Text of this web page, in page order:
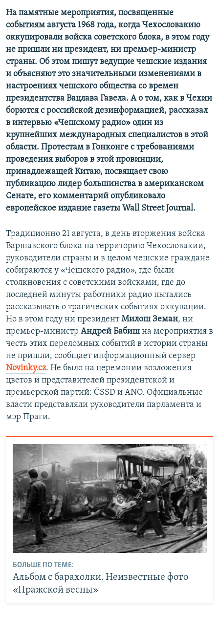
На памятные мероприятия, посвященные
событиям августа 1968 года, когда Чехословакию
оккупировали войска советского блока, в этом году
не пришли ни президент, ни премьер-министр
страны. Об этом пишут ведущие чешские издания
и объясняют это значительными изменениями в
настроениях чешского общества со времен
президентства Вацлава Гавела. А о том, как в Чехии
борются с российской дезинформацией, рассказал
в интервью «Чешскому радио» один из
крупнейших международных специалистов в этой
области. Протестам в Гонконге с требованиями
проведения выборов в этой провинции,
принадлежащей Китаю, посвящает свою
публикацию лидер большинства в американском
Сенате, его комментарий опубликовало
европейское издание газеты Wall Street Journal.
Традиционно 21 августа, в день вторжения войска
Варшавского блока на территорию Чехословакии,
руководители страны и в целом чешские граждане
собираются у «Чешского радио», где были
столкновения с советскими войсками, где до
последней минуты работники радио пытались
рассказывать о трагических событиях оккупации.
Но в этом году ни президентМилош Земан, ни
премьер-министр Андрей Бабиш на мероприятия в
честь этих переломных событий в истории страны
не пришли, сообщает информационный сервер
Novinky.cz. Не было на церемонии возложения
цветов и представителей президентской и
премьерской партий: ČSSD и ANO. Официальные
власти представляли руководители парламента и
мэр Праги.
БОЛЬШЕ ПО ТЕМЕ:
Альбом с барахолки. Неизвестные фото
«Пражской весны»